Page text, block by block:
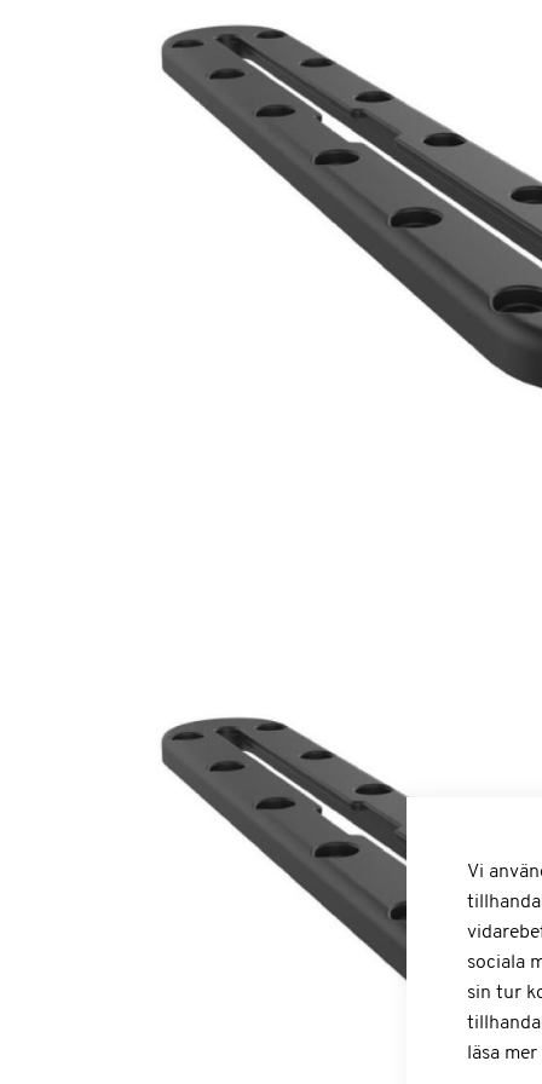
Vi
sociala
sin tur
läsa